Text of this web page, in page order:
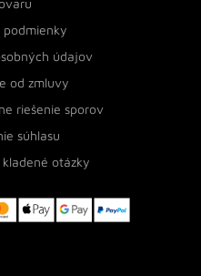
podmienky
údajov
od zmluvy
riešenie sporov
súhlasu
kladené otázky